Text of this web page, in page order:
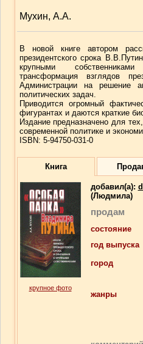
Мухин, А.А.
В новой книге автором
президентского срока
крупными
трансформация взглядов
Администрации на решение
политических задач.
Приводится огромный
фигурантах и даются краткие
Издание предназначено для
современной политике и
ISBN: 5-94750-031-0
Книга
крупное фото
добавил(a):
(Людмила)
продам
состояние
год выпуска
город
жанры